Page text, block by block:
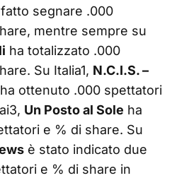
segnare .000
mentre sempre su
ha totalizzato .000
Su Italia1, N.C.I.S. –
ha ottenuto .000 spettatori
Un Posto al Sole ha
e % di share. Su
è stato indicato due
e % di share in